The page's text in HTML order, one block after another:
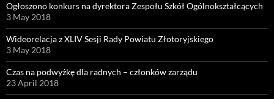
Ogłoszono konkurs na dyrektora Zespołu Szkół Ogólnokształcących
3 May 2018
Wideorelacja z XLIV Sesji Rady Powiatu Złotoryjskiego
3 May 2018
Czas na podwyżkę dla radnych – członków zarządu
23 April 2018